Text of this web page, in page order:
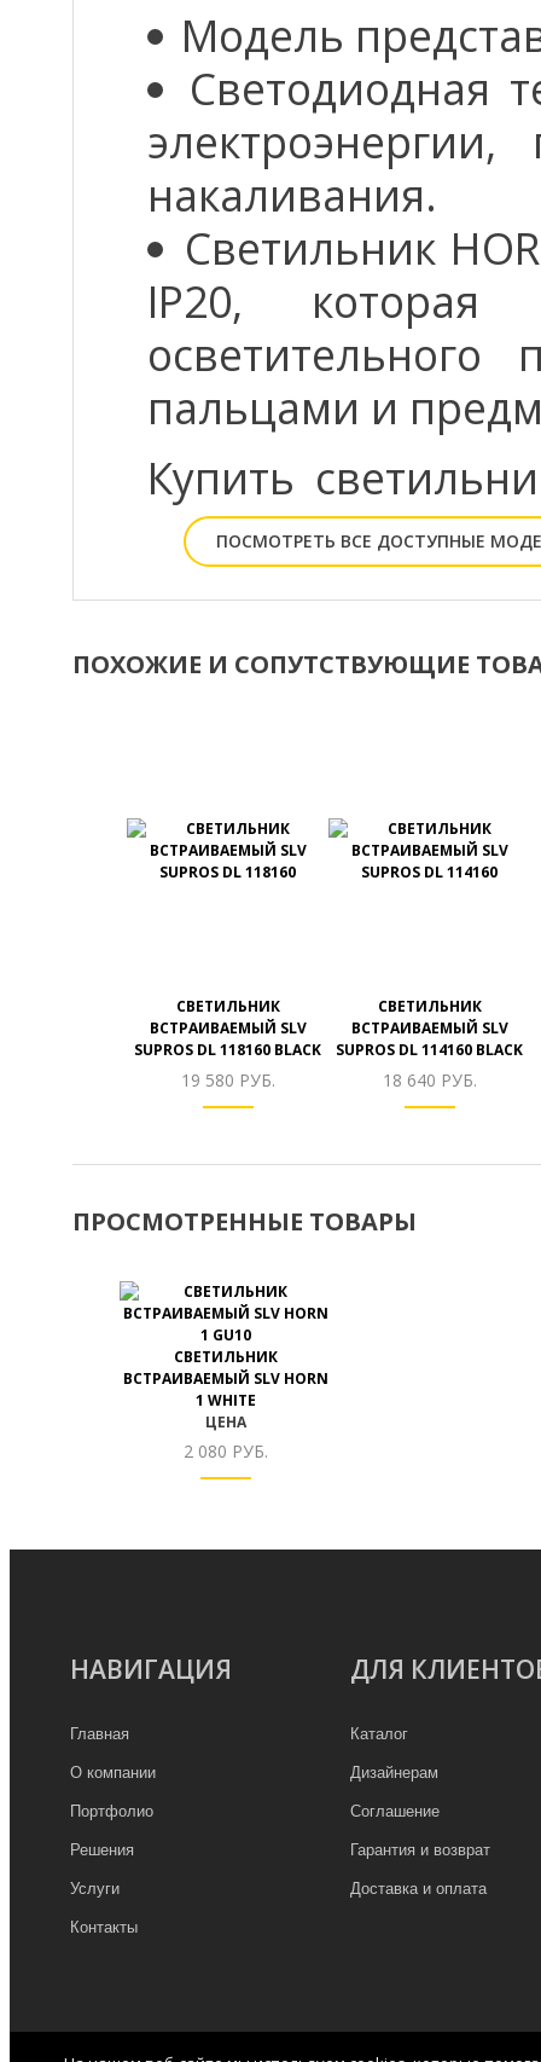
Модель
Светодиодная
накаливания.
Светильник
IP20, которая
осветительного
пальцами и
Купить
ПОСМОТРЕТЬ ВСЕ ДОСТУПНЫЕ
ПОХОЖИЕ И СОПУТСТВУЮЩИЕ
СВЕТИЛЬНИК
ВСТРАИВАЕМЫЙ SLV
SUPROS DL 118160 BLACK
19 580 РУБ.
СВЕТИЛЬНИК
ВСТРАИВАЕМЫЙ SLV
SUPROS DL 114160 BLACK
18 640 РУБ.
ПРОСМОТРЕННЫЕ ТОВАРЫ
СВЕТИЛЬНИК
ВСТРАИВАЕМЫЙ SLV HORN
1 WHITE
ЦЕНА
2 080 РУБ.
НАВИГАЦИЯ
Главная
О компании
Портфолио
Решения
Услуги
Контакты
ДЛЯ
Каталог
Дизайнерам
Соглашение
Гарантия и возврат
Доставка и оплата